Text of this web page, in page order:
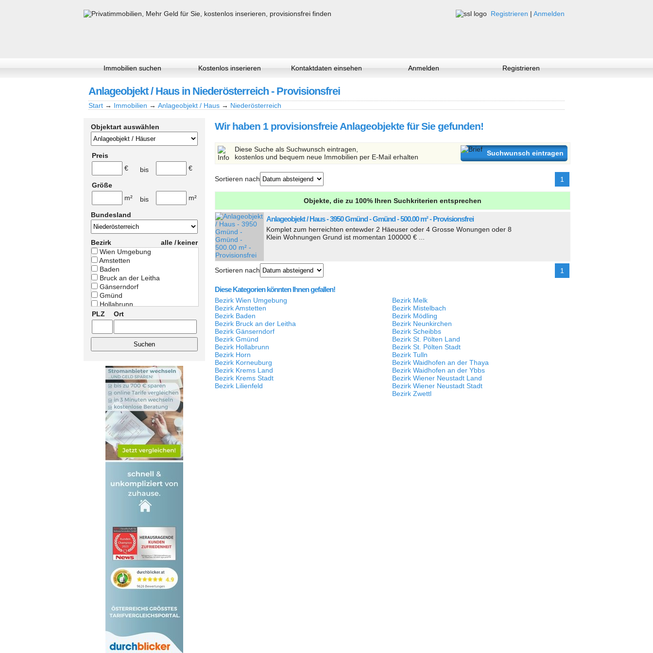
Registrieren | Anmelden
Immobilien suchen Kostenlos inserieren Kontaktdaten einsehen Anmelden Registrieren
Anlageobjekt / Haus in Niederösterreich - Provisionsfrei
Start → Immobilien → Anlageobjekt / Haus → Niederösterreich
Objektart auswählen
Preis
€
bis €
Größe
m²
bis m²
Bundesland
Bezirk alle /keiner
Wien Umgebung
Amstetten
Baden
Bruck an der Leitha
Gänserndorf
Gmünd
Hollabrunn
Horn
Korneuburg
Krems Stadt
Mistelbach
Mödling
Neunkirchen
Scheibbs
St. Pölten Land
St. Pölten Stadt
Tulln
Waidhofen an der Thaya
Waidhofen an der Ybbs
Wiener Neustadt Land
Wiener Neustadt Stadt
Zwettl
PLZ Ort
Wir haben 1 provisionsfreie Anlageobjekte für Sie gefunden!
Diese Suche als Suchwunsch eintragen,
kostenlos und bequem neue Immobilien per E-Mail erhalten
Suchwunsch eintragen
Sortieren nach 1
Objekte, die zu 100% Ihren Suchkriterien entsprechen
Anlageobjekt / Haus - 3950 Gmünd - Gmünd - 500.00 m² - Provisionsfrei
Komplet zum herreichten entewder 2 Häeuser oder 4 Grosse Wonungen oder 8
Klein Wohnungen Grund ist momentan 100000 € ...
Sortieren nach 1
Diese Kategorien könnten Ihnen gefallen!
Bezirk Wien Umgebung
Bezirk Amstetten
Bezirk Baden
Bezirk Bruck an der Leitha
Bezirk Gänserndorf
Bezirk Gmünd
Bezirk Hollabrunn
Bezirk Horn
Bezirk Korneuburg
Bezirk Krems Land
Bezirk Krems Stadt
Bezirk Lilienfeld
Bezirk Melk
Bezirk Mistelbach
Bezirk Mödling
Bezirk Neunkirchen
Bezirk Scheibbs
Bezirk St. Pölten Land
Bezirk St. Pölten Stadt
Bezirk Tulln
Bezirk Waidhofen an der Thaya
Bezirk Waidhofen an der Ybbs
Bezirk Wiener Neustadt Land
Bezirk Wiener Neustadt Stadt
Bezirk Zwettl